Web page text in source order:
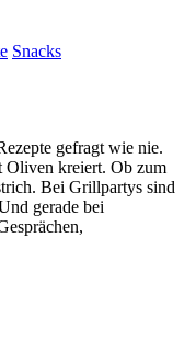
Snacks
gefragt wie nie.
Oliven kreiert. Ob zum
Bei Grillpartys sind
gerade bei